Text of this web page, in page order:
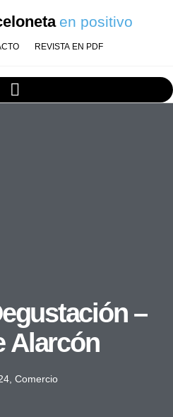
en positivo
REVISTA EN PDF
–
Alarcón
, Comercio